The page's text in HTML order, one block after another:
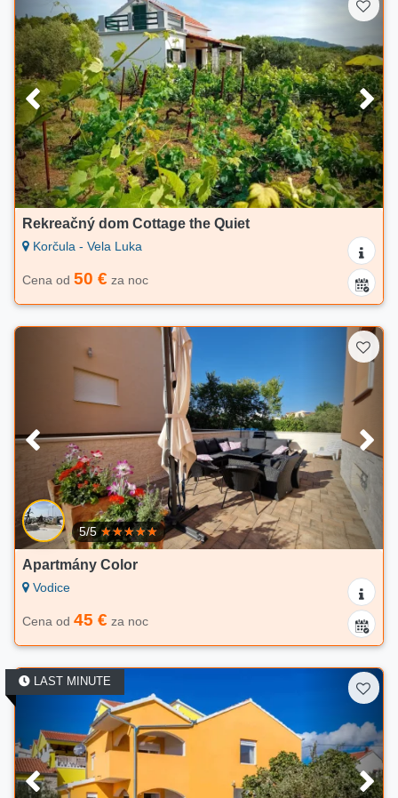
Rekreačný dom Cottage the Quiet
Korčula - Vela Luka
Cena od 50 € za noc
5/5
Apartmány Color
Vodice
Cena od 45 € za noc
LAST MINUTE